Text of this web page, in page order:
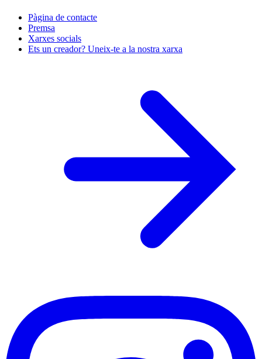
Pàgina de contacte
Premsa
Xarxes socials
Ets un creador? Uneix-te a la nostra xarxa